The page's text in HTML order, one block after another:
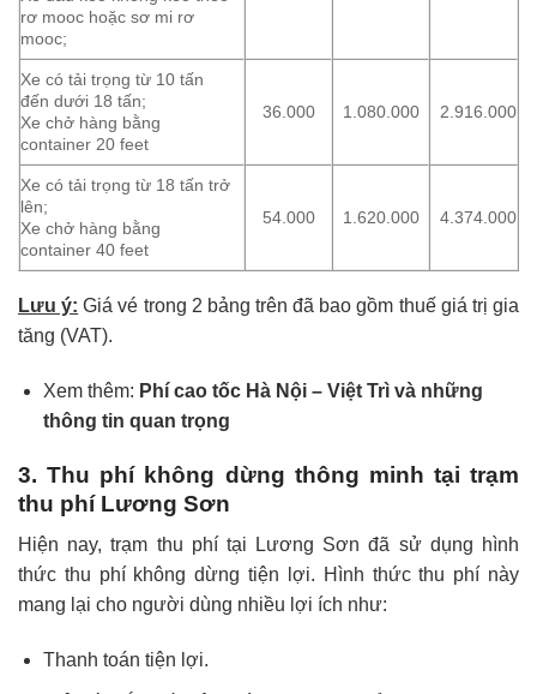
rơ mooc hoặc sơ mi rơ
mooc;
Xe có tải trọng từ 10 tấn
đến dưới 18 tấn;
Xe chở hàng bằng
container 20 feet
36.000 1.080.000 2.916.000
Xe có tải trọng từ 18 tấn trở
lên;
Xe chở hàng bằng
container 40 feet
54.000 1.620.000 4.374.000
Lưu ý: Giá vé trong 2 bảng trên đã bao gồm thuế giá trị gia
tăng (VAT).
Xem thêm: Phí cao tốc Hà Nội – Việt Trì và những
thông tin quan trọng
3. Thu phí không dừng thông minh tại trạm
thu phí Lương Sơn
Hiện nay, trạm thu phí tại Lương Sơn đã sử dụng hình
thức thu phí không dừng tiện lợi. Hình thức thu phí này
mang lại cho người dùng nhiều lợi ích như:
Thanh toán tiện lợi.